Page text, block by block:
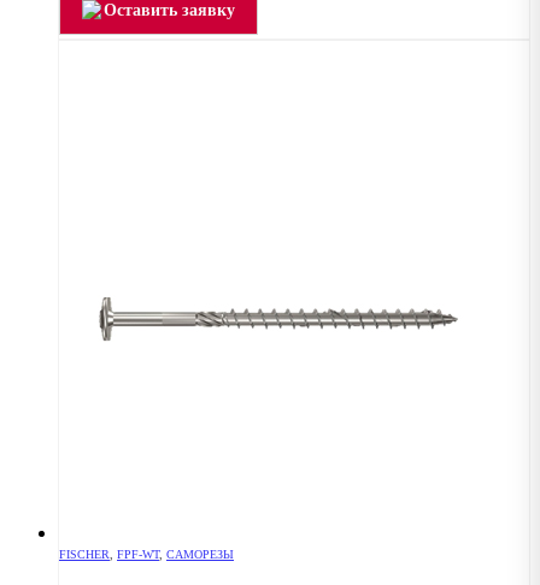
Оставить заявку
FISCHER FPF-WT, САМОРЕЗЫ